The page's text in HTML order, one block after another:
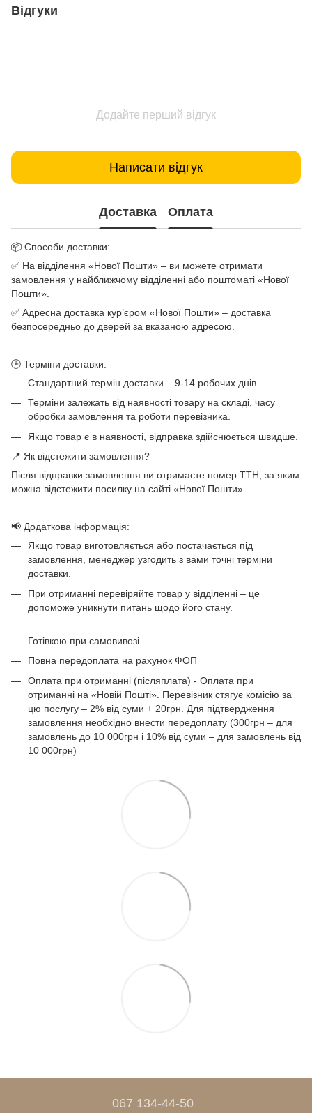
Відгуки
Додайте перший відгук
Написати відгук
Доставка Оплата
📦 Способи доставки:
✅ На відділення «Нової Пошти» – ви можете отримати
замовлення у найближчому відділенні або поштоматі «Нової
Пошти».
✅ Адресна доставка кур’єром «Нової Пошти» – доставка
безпосередньо до дверей за вказаною адресою.
🕒 Терміни доставки:
Стандартний термін доставки – 9-14 робочих днів.
Терміни залежать від наявності товару на складі, часу
обробки замовлення та роботи перевізника.
Якщо товар є в наявності, відправка здійснюється швидше.
📍 Як відстежити замовлення?
Після відправки замовлення ви отримаєте номер ТТН, за яким
можна відстежити посилку на сайті «Нової Пошти».
📢 Додаткова інформація:
Якщо товар виготовляється або постачається під
замовлення, менеджер узгодить з вами точні терміни
доставки.
При отриманні перевіряйте товар у відділенні – це
допоможе уникнути питань щодо його стану.
Готівкою при самовивозі
Повна передоплата на рахунок ФОП
Оплата при отриманні (післяплата) - Оплата при
отриманні на «Новій Пошті». Перевізник стягує комісію за
цю послугу – 2% від суми + 20грн. Для підтвердження
замовлення необхідно внести передоплату (300грн – для
замовлень до 10 000грн і 10% від суми – для замовлень від
10 000грн)
067 134-44-50